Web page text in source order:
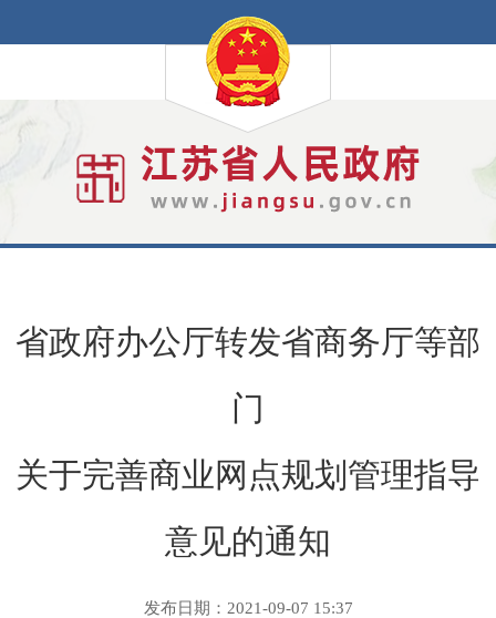
省政府办公厅转发省商务厅等部
门
关于完善商业网点规划管理指导
意见的通知
发布日期：2021-09-07 15:37